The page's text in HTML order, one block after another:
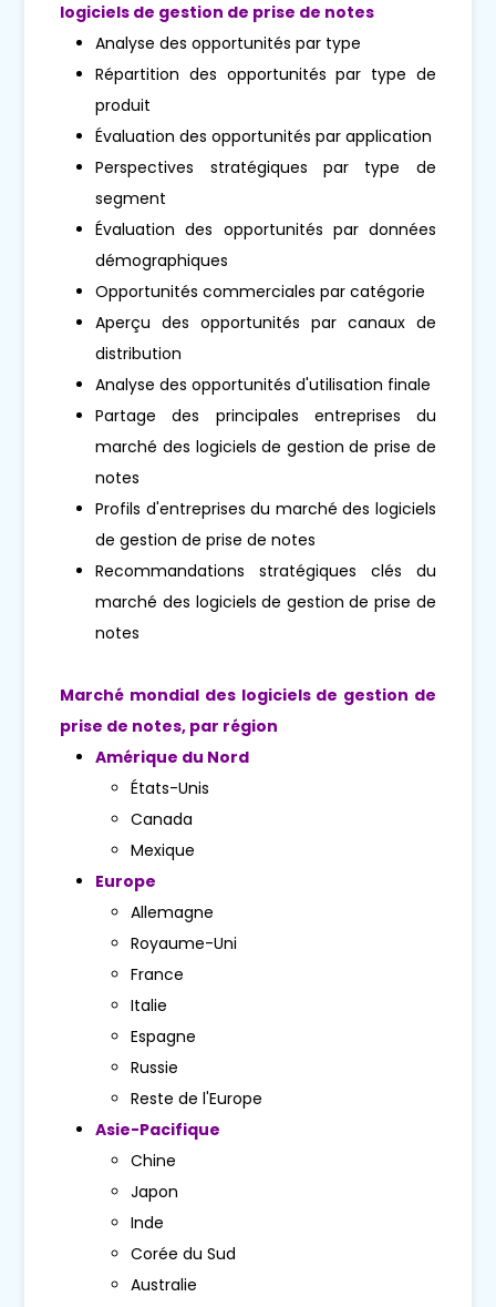
logiciels de gestion de prise de notes
Analyse des opportunités par type
Répartition des opportunités par type de
produit
Évaluation des opportunités par application
Perspectives stratégiques par type de
segment
Évaluation des opportunités par données
démographiques
Opportunités commerciales par catégorie
Aperçu des opportunités par canaux de
distribution
Analyse des opportunités d'utilisation finale
Partage des principales entreprises du
marché des logiciels de gestion de prise de
notes
Profils d'entreprises du marché des logiciels
de gestion de prise de notes
Recommandations stratégiques clés du
marché des logiciels de gestion de prise de
notes
Marché mondial des logiciels de gestion de
prise de notes, par région
Amérique du Nord
États-Unis
Canada
Mexique
Europe
Allemagne
Royaume-Uni
France
Italie
Espagne
Russie
Reste de l'Europe
Asie-Pacifique
Chine
Japon
Inde
Corée du Sud
Australie